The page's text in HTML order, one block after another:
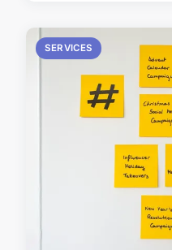
SERVICES